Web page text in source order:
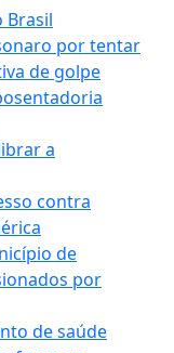
Brasil
por tentar
de golpe
a
contra
de
por
de saúde